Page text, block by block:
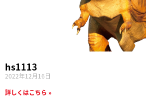
hs1113
2022年12月16日
詳しくはこちら »